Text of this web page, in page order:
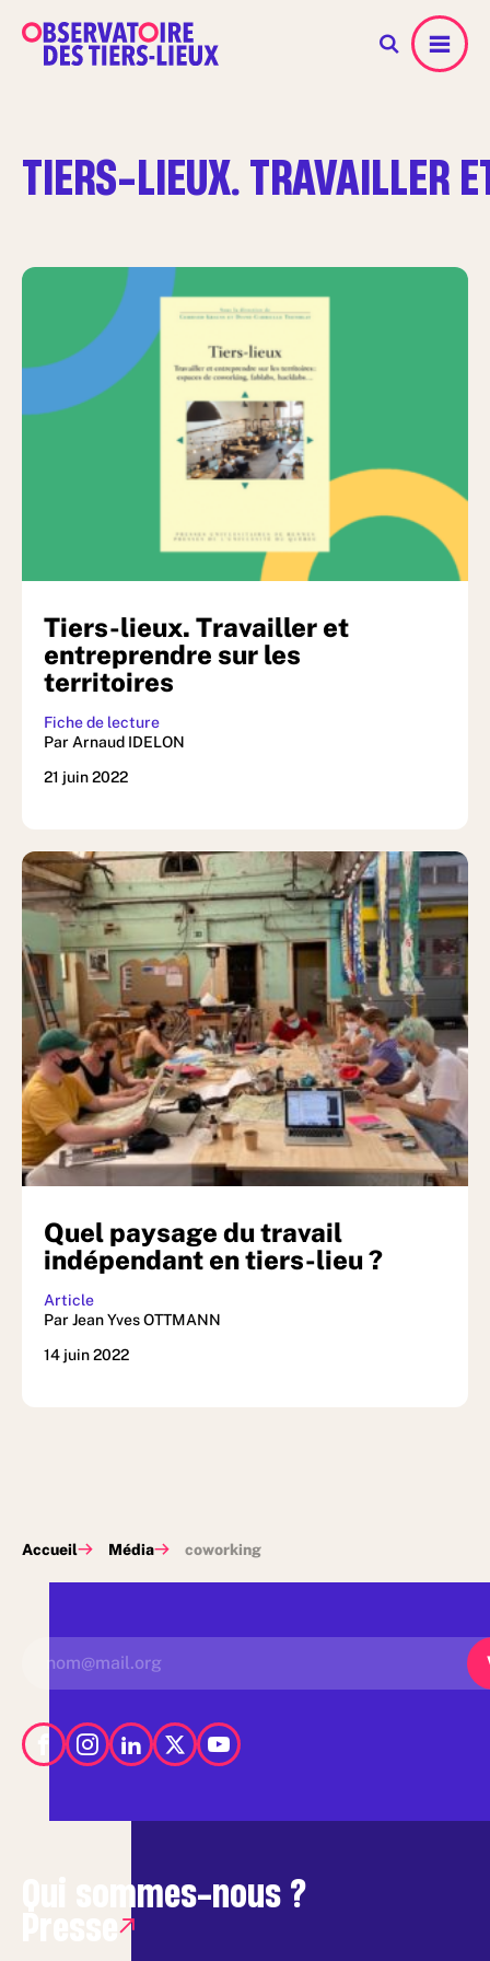
Menu
TIERS-LIEUX. TRAVAILLER
Tiers-lieux. Travailler et
entreprendre sur les
territoires
Fiche de lecture
Par Arnaud IDELON
21 juin 2022
Quel paysage du travail
indépendant en tiers-lieu ?
Article
Par Jean Yves OTTMANN
14 juin 2022
Accueil Média coworking
Qui sommes-nous ?